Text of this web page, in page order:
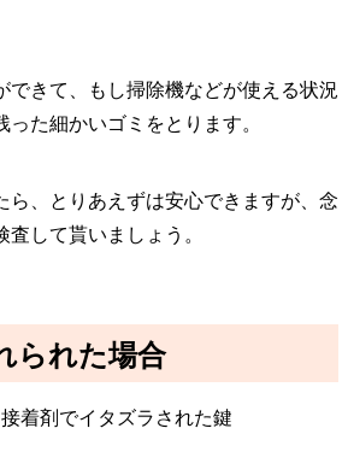
できて、もし掃除機などが使える状況
た細かいゴミをとります。
ら、とりあえずは安心できますが、念
して貰いましょう。
られた場合